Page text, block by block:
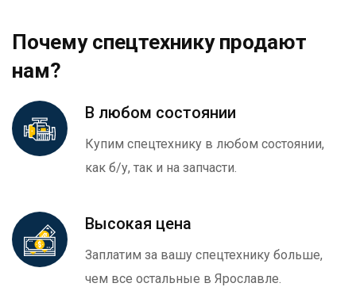
Почему спецтехнику продают
нам?
В любом состоянии
Купим спецтехнику в любом состоянии,
как б/у, так и на запчасти.
Высокая цена
Заплатим за вашу спецтехнику больше,
чем все остальные в Ярославле.